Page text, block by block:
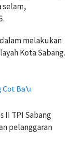
selam,
melakukan
Kota Sabang.
Cot Ba'u
II TPI Sabang
pelanggaran